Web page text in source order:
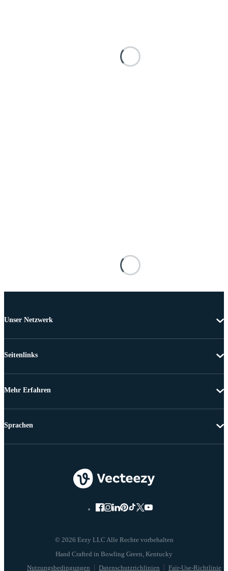
Unser Netzwerk
Seitenlinks
Mehr Erfahren
© 2026 Eezy LLC Alle Rechte vorbehalten
Nutzungsbedingungen Datenschutzrichlinien Fair-Use-Richtlinie
Sprachen